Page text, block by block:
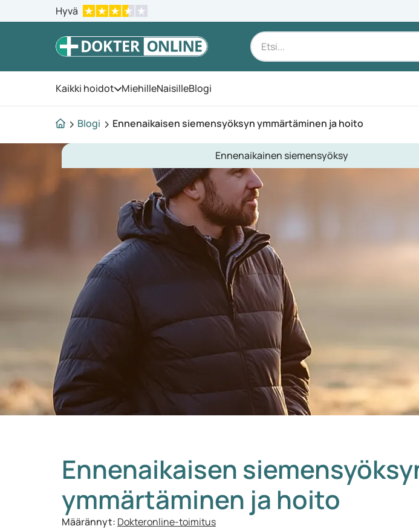
Hyvä
Kaikki hoidot Avaa valikko
MiehilleNaisilleBlogi
Blogi Ennenaikaisen siemensyöksyn ymmärtäminen ja hoito
Ennenaikainen siemensyöksy
Ennenaikaisen
ymmärtäminen ja hoito
Määrännyt: Dokteronline-toimitus